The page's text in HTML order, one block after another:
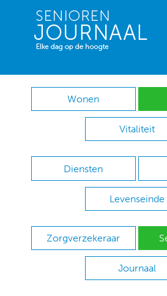
Wonen
Vitaliteit
Diensten
Levenseinde
Zorgverzekeraar
Journaal